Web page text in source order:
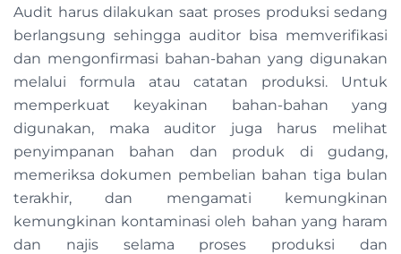
Audit harus dilakukan saat proses produksi sedang
berlangsung sehingga auditor bisa memverifikasi
dan mengonfirmasi bahan-bahan yang digunakan
melalui formula atau catatan produksi. Untuk
memperkuat keyakinan bahan-bahan yang
digunakan, maka auditor juga harus melihat
penyimpanan bahan dan produk di gudang,
memeriksa dokumen pembelian bahan tiga bulan
terakhir, dan mengamati kemungkinan
kemungkinan kontaminasi oleh bahan yang haram
dan najis selama proses produksi dan